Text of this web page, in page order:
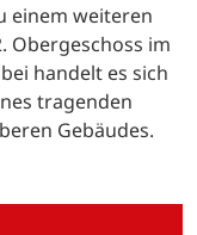
einem weiteren
Obergeschoss im
handelt es sich
tragenden
Gebäudes.